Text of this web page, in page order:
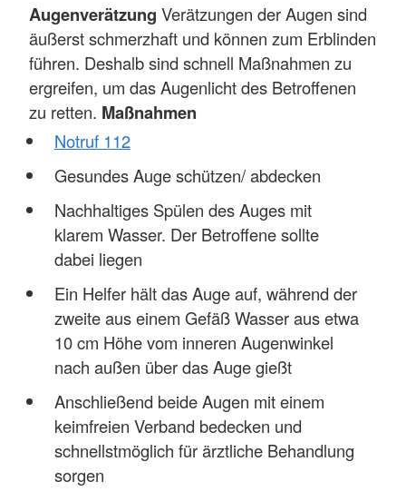
Augenverätzung Verätzungen der Augen sind
äußerst schmerzhaft und können zum Erblinden
führen. Deshalb sind schnell Maßnahmen zu
ergreifen, um das Augenlicht des Betroffenen
zu retten. Maßnahmen
Notruf 112
Gesundes Auge schützen/ abdecken
Nachhaltiges Spülen des Auges mit
klarem Wasser. Der Betroffene sollte
dabei liegen
Ein Helfer hält das Auge auf, während der
zweite aus einem Gefäß Wasser aus etwa
10 cm Höhe vom inneren Augenwinkel
nach außen über das Auge gießt
Anschließend beide Augen mit einem
keimfreien Verband bedecken und
schnellstmöglich für ärztliche Behandlung
sorgen